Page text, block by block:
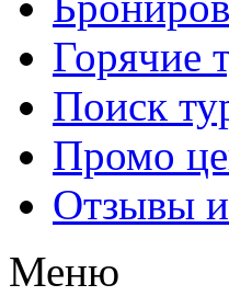
Горячие
Поиск
Промо
Отзывы и
Меню